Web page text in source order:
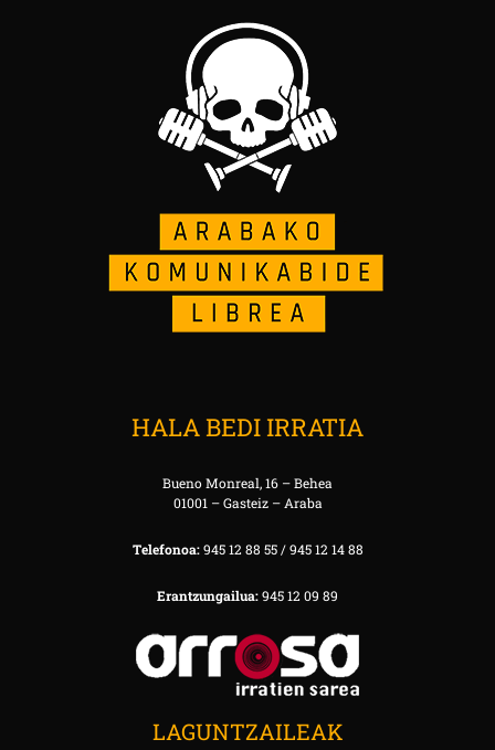
HALA BEDI IRRATIA
Bueno Monreal, 16 – Behea
01001 – Gasteiz – Araba
Telefonoa:945 12 88 55 / 945 12 14 88
Erantzungailua:945 12 09 89
LAGUNTZAILEAK